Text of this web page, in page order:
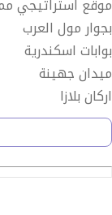
موقع استراتيجي
بجوار مول العرب
بوابات اسكندرية
ميدان جهينة
اركان بلازا
هايبر
بيفرلي هيلز